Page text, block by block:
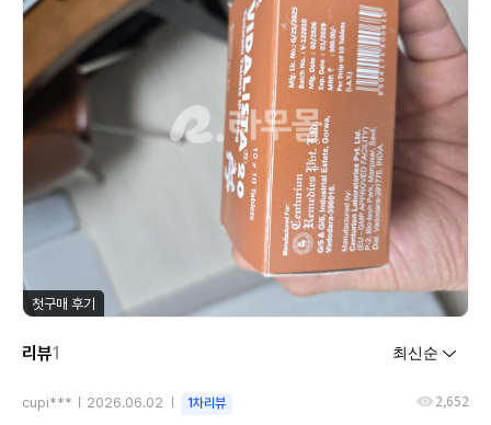
첫구매 후기
리뷰1
cupi*** 2026.06.02 1차리뷰 2,652